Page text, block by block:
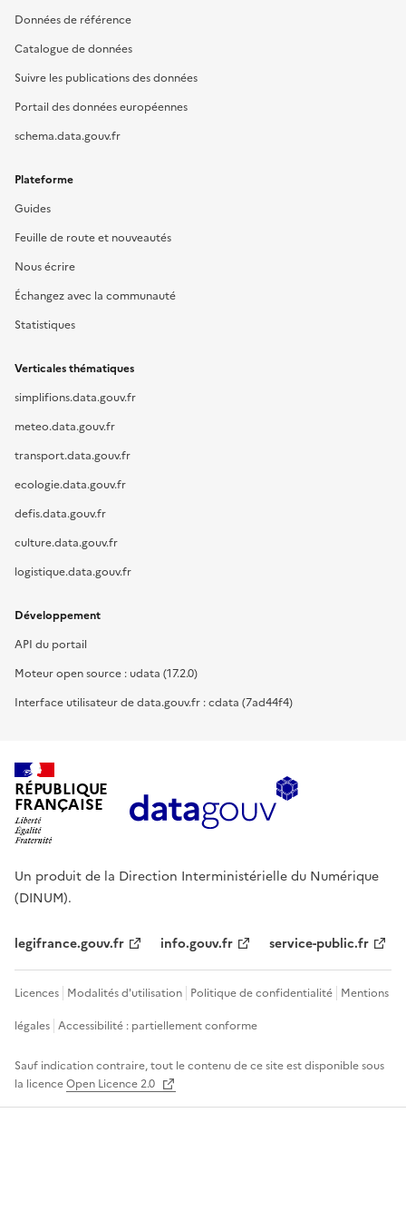
Données de référence
Catalogue de données
Suivre les publications des données
Portail des données européennes
schema.data.gouv.fr
Plateforme
Guides
Feuille de route et nouveautés
Nous écrire
Échangez avec la communauté
Statistiques
Verticales thématiques
simplifions.data.gouv.fr
meteo.data.gouv.fr
transport.data.gouv.fr
ecologie.data.gouv.fr
defis.data.gouv.fr
culture.data.gouv.fr
logistique.data.gouv.fr
Développement
API du portail
Moteur open source : udata (17.2.0)
Interface utilisateur de data.gouv.fr : cdata (7ad44f4)
RÉPUBLIQUE
FRANÇAISE
Un produit de la Direction Interministérielle du Numérique
(DINUM).
legifrance.gouv.fr info.gouv.fr service-public.fr
Licences Modalités d'utilisation Politique de confidentialité Mentions
légales Accessibilité : partiellement conforme
Sauf indication contraire, tout le contenu de ce site est disponible sous
la licenceOpen Licence 2.0